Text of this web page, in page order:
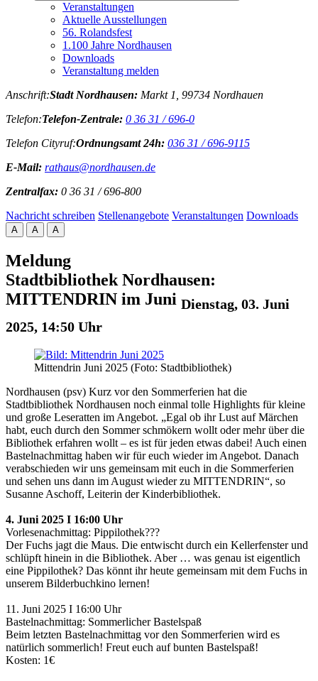
Veranstaltungen
Aktuelle Ausstellungen
56. Rolandsfest
1.100 Jahre Nordhausen
Downloads
Veranstaltung melden
Anschrift:Stadt Nordhausen: Markt 1, 99734 Nordhauen
Telefon:Telefon-Zentrale: 0 36 31 / 696-0
Telefon Cityruf:Ordnungsamt 24h: 036 31 / 696-9115
E-Mail: rathaus@nordhausen.de
Zentralfax: 0 36 31 / 696-800
Nachricht schreiben Stellenangebote Veranstaltungen Downloads
A A A
Meldung
Stadtbibliothek Nordhausen:
MITTENDRIN im Juni Dienstag, 03. Juni
2025, 14:50 Uhr
Mittendrin Juni 2025 (Foto: Stadtbibliothek)
Nordhausen (psv) Kurz vor den Sommerferien hat die
Stadtbibliothek Nordhausen noch einmal tolle Highlights für kleine
und große Leseratten im Angebot. „Egal ob ihr Lust auf Märchen
habt, euch durch den Sommer schmökern wollt oder mehr über die
Bibliothek erfahren wollt – es ist für jeden etwas dabei! Auch einen
Bastelnachmittag haben wir für euch wieder im Angebot. Danach
verabschieden wir uns gemeinsam mit euch in die Sommerferien
und sehen uns dann im August wieder zu MITTENDRIN“, so
Susanne Aschoff, Leiterin der Kinderbibliothek.
4. Juni 2025 I 16:00 Uhr
Vorlesenachmittag: Pippilothek???
Der Fuchs jagt die Maus. Die entwischt durch ein Kellerfenster und
schlüpft hinein in die Bibliothek. Aber … was genau ist eigentlich
eine Pippilothek? Das könnt ihr heute gemeinsam mit dem Fuchs in
unserem Bilderbuchkino lernen!
11. Juni 2025 I 16:00 Uhr
Bastelnachmittag: Sommerlicher Bastelspaß
Beim letzten Bastelnachmittag vor den Sommerferien wird es
natürlich sommerlich! Freut euch auf bunten Bastelspaß!
Kosten: 1€